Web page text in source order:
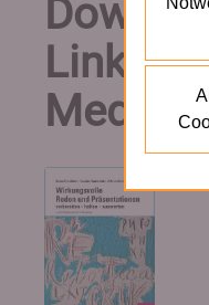
Links
Medien